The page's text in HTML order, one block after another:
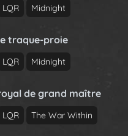
LQR Midnight
traque-proie
LQR Midnight
de grand maître
LQR The War Within